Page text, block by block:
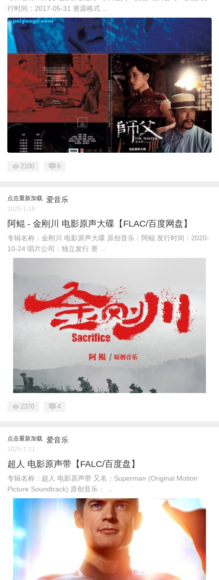
行时间：2017-05-31 资源格式 ...
2100 6
点击重新加载 爱音乐
2025-1-19
阿鲲 - 金刚川 电影原声大碟【FLAC/百度网盘】
专辑名称：金刚川 电影原声大碟 原创音乐：阿鲲 发行时间：2020-
10-24 唱片公司：独立发行 资 ...
2370 4
点击重新加载 爱音乐
2025-7-21
超人 电影原声带【FALC/百度盘】
专辑名称：超人 电影原声带 又名：Superman (Original Motion
Picture Soundtrack) 原创音乐： ...